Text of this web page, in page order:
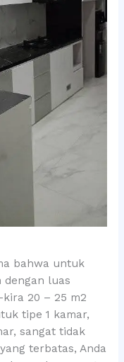
bahwa untuk
luas
20 – 25 m2
tipe 1 kamar,
sangat tidak
terbatas, Anda